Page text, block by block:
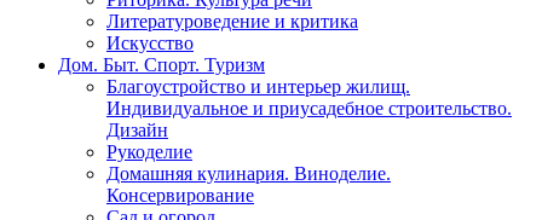
Литературоведение и критика
Искусство
Дом. Быт. Спорт. Туризм
Благоустройство и интерьер жилищ.
Индивидуальное и приусадебное строительство.
Дизайн
Рукоделие
Домашняя кулинария. Виноделие.
Консервирование